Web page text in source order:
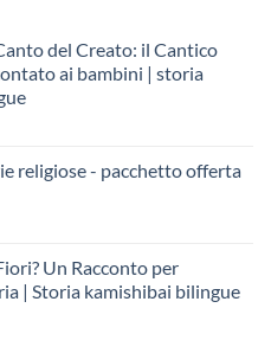
del Creato: il Cantico
ai bambini | storia
religiose - pacchetto offerta
Un Racconto per
| Storia kamishibai bilingue